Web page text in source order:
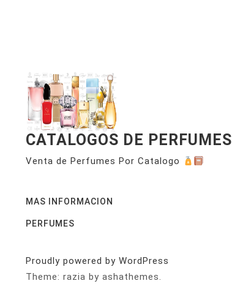
CATALOGOS DE PERFUMES
Venta de Perfumes Por Catalogo
MAS INFORMACION
PERFUMES
Proudly powered by WordPress
Theme: razia by ashathemes.